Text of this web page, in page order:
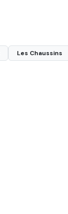
Les Chaussins